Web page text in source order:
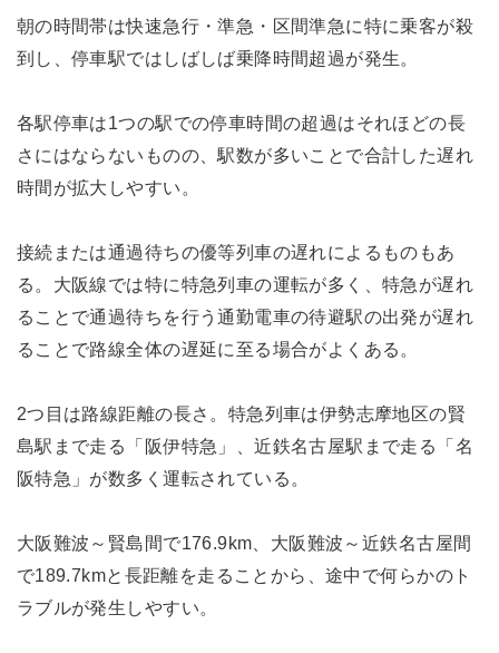
朝の時間帯は快速急行・準急・区間準急に特に乗客が殺
到し、停車駅ではしばしば乗降時間超過が発生。
各駅停車は1つの駅での停車時間の超過はそれほどの長
さにはならないものの、駅数が多いことで合計した遅れ
時間が拡大しやすい。
接続または通過待ちの優等列車の遅れによるものもあ
る。大阪線では特に特急列車の運転が多く、特急が遅れ
ることで通過待ちを行う通勤電車の待避駅の出発が遅れ
ることで路線全体の遅延に至る場合がよくある。
2つ目は路線距離の長さ。特急列車は伊勢志摩地区の賢
島駅まで走る「阪伊特急」、近鉄名古屋駅まで走る「名
阪特急」が数多く運転されている。
大阪難波～賢島間で176.9km、大阪難波～近鉄名古屋間
で189.7kmと長距離を走ることから、途中で何らかのト
ラブルが発生しやすい。